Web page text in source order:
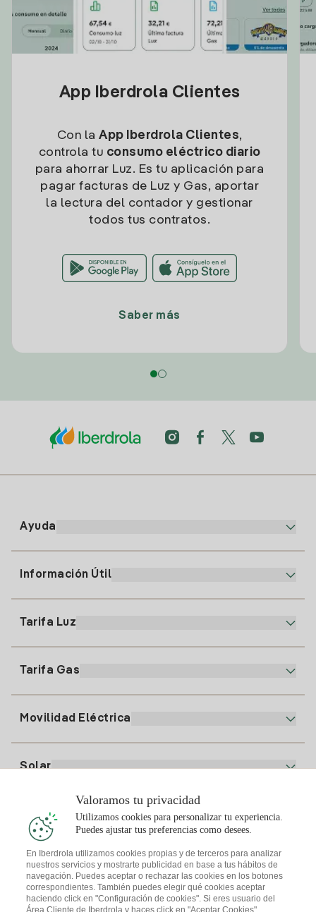
App Iberdrola Clientes
Con la App Iberdrola Clientes,
controla tu consumo eléctrico diario
para ahorrar Luz. Es tu aplicación para
pagar facturas de Luz y Gas, aportar
la lectura del contador y gestionar
todos tus contratos.
Saber más
Ayuda
91 919 52 73
clientes@tuiberdrola.es
Información Útil
Alta Gas
Tarifa Luz
Precio de la luz hoy
Tarifa Gas
Movilidad Eléctrica
Solar
Plan Solar
Simulador Placas Solares
Comunidades Solares
Solar Cloud
Te interesa
Consejos Luz
Consejos Gas
Descarga la App Iberdrola Clientes
Valoramos tu privacidad
Utilizamos cookies para personalizar tu experiencia.
Puedes ajustar tus preferencias como desees.
En Iberdrola utilizamos cookies propias y de terceros para analizar
nuestros servicios y mostrarte publicidad en base a tus hábitos de
navegación. Puedes aceptar o rechazar las cookies en los botones
correspondientes. También puedes elegir qué cookies aceptar
haciendo click en "Configuración de cookies". Si eres usuario del
Área Cliente de Iberdrola y haces click en "Aceptar Cookies",